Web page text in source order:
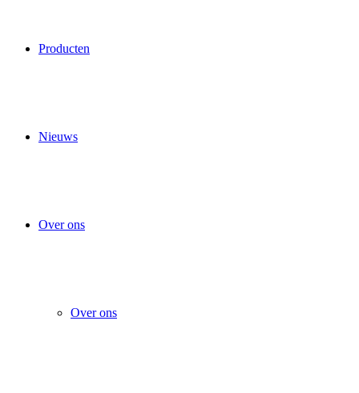
Producten
Nieuws
Over ons
Over ons